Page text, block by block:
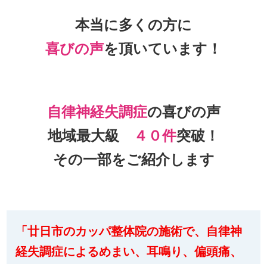
本当に多くの方に
喜びの声を頂いています！
自律神経失調症の喜びの声
地域最大級
４０件突破！
その一部をご紹介します
「廿日市のカッパ整体院の施術で、自律神
経失調症によるめまい、耳鳴り、偏頭痛、